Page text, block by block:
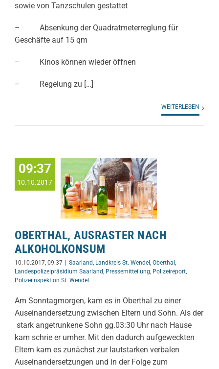
sowie von Tanzschulen gestattet
– Absenkung der Quadratmeterreglung für
Geschäfte auf 15 qm
– Kinos können wieder öffnen
– Regelung zu […]
WEITERLESEN
09:37
10.10.2017
OBERTHAL, AUSRASTER NACH
ALKOHOLKONSUM
10.10.2017, 09:37 Saarland, Landkreis St. Wendel , Oberthal ,
Landespolizeipräsidium Saarland, Pressemitteilung, Polizeireport,
Polizeiinspektion St. Wendel
Am Sonntagmorgen, kam es in Oberthal zu einer
Auseinandersetzung zwischen Eltern und Sohn. Als der
stark angetrunkene Sohn gg.03:30 Uhr nach Hause
kam schrie er umher. Mit den dadurch aufgeweckten
Eltern kam es zunächst zur lautstarken verbalen
Auseinandersetzungen und in der Folge zum